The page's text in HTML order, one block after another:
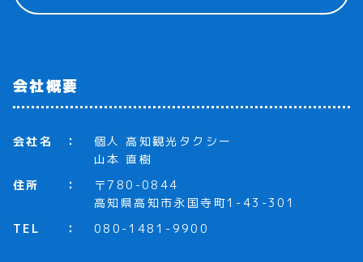
会社概要
会社名
個人 高知観光タクシー
山本 直樹
住所
〒780-0844
高知県高知市永国寺町1-43-301
TEL
080-1481-9900